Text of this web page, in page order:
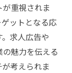
テクニック
ーション術
問の例
施策
重視されま
ットとなる応
求人広告や
魅力を伝える
考えられま